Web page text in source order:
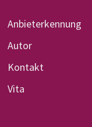
Anbieterkennung
Autor
Kontakt
Vita